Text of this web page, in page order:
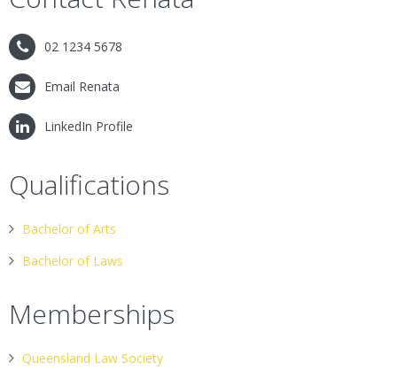
02 1234 5678
Email Renata
LinkedIn Profile
Qualifications
Bachelor of Arts
Bachelor of Laws
Memberships
Queensland Law Society